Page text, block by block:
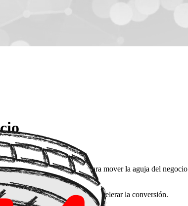
funcionalidad construir para mover la aguja del
de negocio del cliente.
Value), reducir el Churno acelerar la conversión.